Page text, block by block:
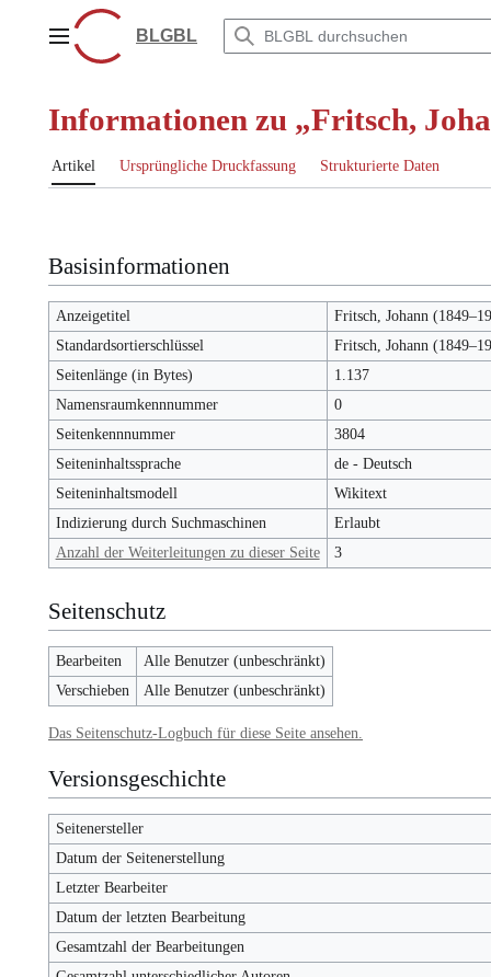
springenHauptmenüBLGBL
Informationen zu „Fritsch,
Artikel Ursprüngliche Druckfassung Strukturierte Daten
Basisinformationen
Anzeigetitel
Fritsch, Johann
Standardsortierschlüssel
Fritsch, Johann
Seitenlänge (in Bytes)
1.137
Namensraumkennnummer
0
Seitenkennnummer
3804
Seiteninhaltssprache
de - Deutsch
Seiteninhaltsmodell
Wikitext
Indizierung durch Suchmaschinen
Erlaubt
Anzahl der Weiterleitungen zu dieser Seite
3
Seitenschutz
Bearbeiten
Alle Benutzer (unbeschränkt)
Verschieben
Alle Benutzer (unbeschränkt)
Das Seitenschutz-Logbuch für diese Seite ansehen.
Versionsgeschichte
Seitenersteller
Datum der Seitenerstellung
Letzter Bearbeiter
Datum der letzten Bearbeitung
Gesamtzahl der Bearbeitungen